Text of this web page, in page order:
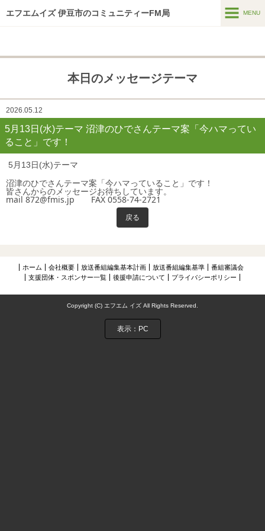
エフエムイズ 伊豆市のコミュニティーFM局 MENU
ホーム
メッセージフォーム
番組表
番組紹介
HTはなつーしん
HT42号巻頭特集スポット
スポンサー募集
NIJIに夢中アーカイブス
お問い合わせ
本日のメッセージテーマ
2026.05.12
5月13日(水)テーマ 沼津のひでさんテーマ案「今ハマってい
ること」です！
5月13日(水)テーマ
沼津のひでさんテーマ案「今ハマっていること」です！
皆さんからのメッセージお待ちしています。
mail 872@fmis.jp FAX 0558-74-2721
戻る
ホーム 会社概要 放送番組編集基本計画 放送番組編集基準
番組審議会
支援団体・スポンサー一覧
後援申請について プライバシーポリシー
Copyright (C) エフエム イズ All Rights Reserved.
表示：PC